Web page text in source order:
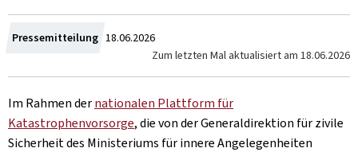
Pressemitteilung Zum
18.06.2026
Zum letzten Mal aktualisiert am 18.06.2026
Im Rahmen dernationalen Plattform für
Katastrophenvorsorge, die von der Generaldirektion für zivile
Sicherheit des Ministeriums für innere Angelegenheiten